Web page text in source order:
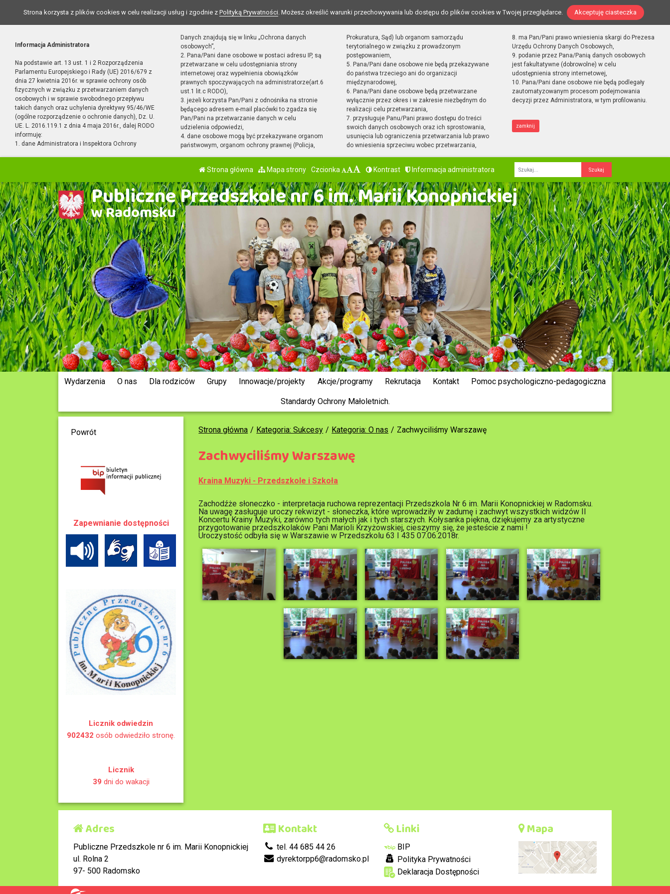
Strona korzysta z plików cookies w celu realizacji usług i zgodnie z Polityką Prywatności. Możesz określić warunki przechowywania lub dostępu do plików cookies w Twojej przeglądarce. Akceptuję ciasteczka
Informacja Administratora
Na podstawie art. 13 ust. 1 i 2 Rozporządzenia
Parlamentu Europejskiego i Rady (UE) 2016/679 z
dnia 27 kwietnia 2016r. w sprawie ochrony osób
fizycznych w związku z przetwarzaniem danych
osobowych i w sprawie swobodnego przepływu
takich danych oraz uchylenia dyrektywy 95/46/WE
(ogólne rozporządzenie o ochronie danych), Dz. U.
UE. L. 2016.119.1 z dnia 4 maja 2016r., dalej RODO
informuję:
1. dane Administratora i Inspektora Ochrony
Danych znajdują się w linku „Ochrona danych
osobowych”,
2. Pana/Pani dane osobowe w postaci adresu IP, są
przetwarzane w celu udostępniania strony
internetowej oraz wypełnienia obowiązków
prawnych spoczywających na administratorze(art.6
ust.1 lit.c RODO),
3. jeżeli korzysta Pan/Pani z odnośnika na stronie
będącego adresem e-mail placówki to zgadza się
Pan/Pani na przetwarzanie danych w celu
udzielenia odpowiedzi,
4. dane osobowe mogą być przekazywane organom
państwowym, organom ochrony prawnej (Policja,
Prokuratura, Sąd) lub organom samorządu
terytorialnego w związku z prowadzonym
postępowaniem,
5. Pana/Pani dane osobowe nie będą przekazywane
do państwa trzeciego ani do organizacji
międzynarodowej,
6. Pana/Pani dane osobowe będą przetwarzane
wyłącznie przez okres i w zakresie niezbędnym do
realizacji celu przetwarzania,
7. przysługuje Panu/Pani prawo dostępu do treści
swoich danych osobowych oraz ich sprostowania,
usunięcia lub ograniczenia przetwarzania lub prawo
do wniesienia sprzeciwu wobec przetwarzania,
8. ma Pan/Pani prawo wniesienia skargi do Prezesa
Urzędu Ochrony Danych Osobowych,
9. podanie przez Pana/Panią danych osobowych
jest fakultatywne (dobrowolne) w celu
udostępnienia strony internetowej,
10. Pana/Pani dane osobowe nie będą podlegały
zautomatyzowanym procesom podejmowania
decyzji przez Administratora, w tym profilowaniu.
zamknij
Strona główna Mapa strony Czcionka Kontrast Informacja administratora
Fraza
Publiczne Przedszkole nr 6 im. Marii Konopnickiej
w Radomsku
Wydarzenia O nas Dla rodziców Grupy Innowacje/projekty Akcje/programy Rekrutacja Kontakt Pomoc psychologiczno-pedagogiczna
Standardy Ochrony Małoletnich.
Strona główna Kategoria: Sukcesy Kategoria: O nas Zachwyciliśmy Warszawę
Zachwyciliśmy Warszawę
Kraina Muzyki - Przedszkole i Szkoła
Zachodźże słoneczko - interpretacja ruchowa reprezentacji Przedszkola Nr 6 im. Marii Konopnickiej w Radomsku.
Na uwagę zasługuje uroczy rekwizyt - słoneczka, które wprowadziły w zadumę i zachwyt wszystkich widzów II
Koncertu Krainy Muzyki, zarówno tych małych jak i tych starszych. Kołysanka piękna, dziękujemy za artystyczne
przygotowanie przedszkolaków Pani Marioli Krzyżowskiej, cieszymy się, że jesteście z nami !
Uroczystość odbyła się w Warszawie w Przedszkolu 63 I 435 07.06.2018r.
Powrót
Zapewnianie dostępności
Licznik odwiedzin
902432 osób odwiedziło stronę.
Licznik
39 dni do wakacji
Adres
Publiczne Przedszkole nr 6 im. Marii Konopnickiej
ul. Rolna 2
97- 500 Radomsko
Kontakt
tel. 44 685 44 26
dyrektorpp6@radomsko.pl
Linki
BIP
Polityka Prywatności
Deklaracja Dostępności
Mapa